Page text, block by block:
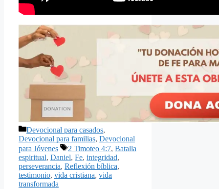
Categorías
Devocional para casados,
Devocional para familias, Devocional
para Jóvenes
Etiquetas
2 Timoteo 4:7, Batalla
espiritual, Daniel, Fe, integridad,
perseverancia, Reflexión bíblica,
testimonio, vida cristiana, vida
transformada